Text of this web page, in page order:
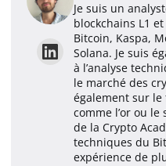
Je suis un
blockchains L1
Bitcoin, Kaspa,
Solana. Je suis
à l’analyse
le marché des
également sur
comme l’or ou le
de la Crypto
techniques du
expérience de